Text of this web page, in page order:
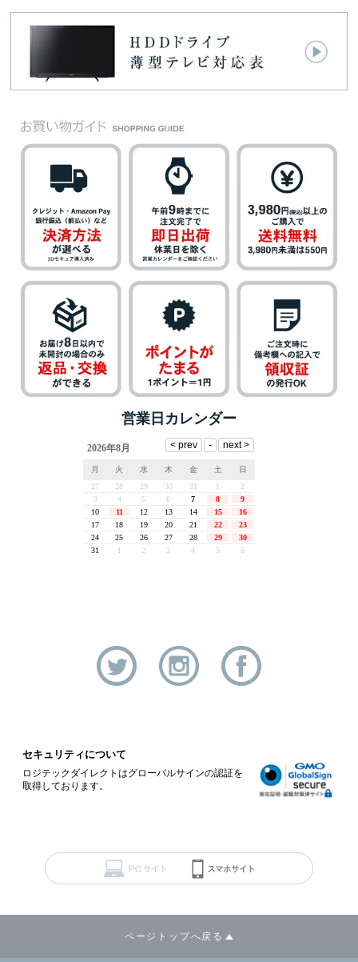
営業日カレンダー
セキュリティについて
ロジテックダイレクトはグローバルサインの認証を
取得しております。
ページトップへ戻る